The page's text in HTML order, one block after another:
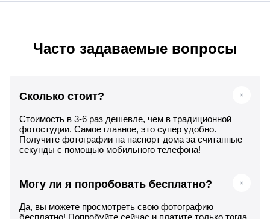
Часто задаваемые вопросы
Сколько стоит?
Стоимость в 3-6 раз дешевле, чем в традиционной
фотостудии. Самое главное, это супер удобно.
Получите фотографии на паспорт дома за считанные
секунды с помощью мобильного телефона!
Могу ли я попробовать бесплатно?
Да, вы можете просмотреть свою фотографию
бесплатно! Попробуйте сейчас и платите только тогда,